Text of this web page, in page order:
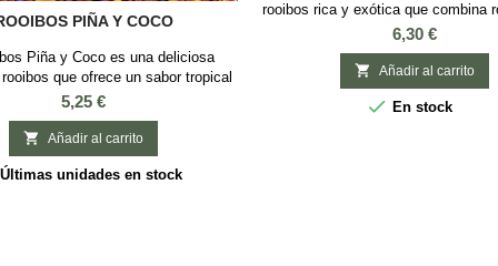
PIÑA Y COCO
Piña y Coco es una deliciosa
que ofrece un sabor tropical
de piña y coco. Esta mezcla
y de aciano. Es una opción
y sin teïna, ideal para cualquier
día. Esta mezcla de Rooibos con
Precio
5,25 €
 Añadir al carrito
Últimas unidades en stock
rooibos rica y exótica que combina
especias y sabores distintivos.
cardamomo, canela, pimienta
vainilla, creando un perfil de sabor
dulce, fresco y con un toque
bebida sin teína, perfecta para
Precio
6,30 €
 Añadir al carrito
 En stock